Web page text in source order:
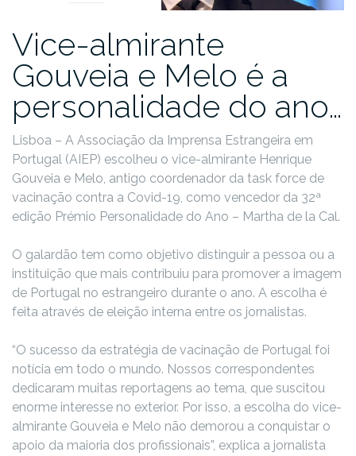
Vice-almirante
Gouveia e Melo é a
personalidade do ano…
Lisboa – A Associação da Imprensa Estrangeira em
Portugal (AIEP) escolheu o vice-almirante Henrique
Gouveia e Melo, antigo coordenador da task force de
vacinação contra a Covid-19, como vencedor da 32ª
edição Prémio Personalidade do Ano – Martha de la Cal.
O galardão tem como objetivo distinguir a pessoa ou a
instituição que mais contribuiu para promover a imagem
de Portugal no estrangeiro durante o ano. A escolha é
feita através de eleição interna entre os jornalistas.
“O sucesso da estratégia de vacinação de Portugal foi
notícia em todo o mundo. Nossos correspondentes
dedicaram muitas reportagens ao tema, que suscitou
enorme interesse no exterior. Por isso, a escolha do vice-
almirante Gouveia e Melo não demorou a conquistar o
apoio da maioria dos profissionais”, explica a jornalista